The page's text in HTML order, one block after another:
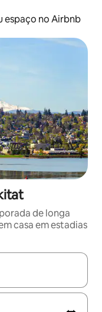
espaço no Airbnb
de longa
casa em estadias
explore-os